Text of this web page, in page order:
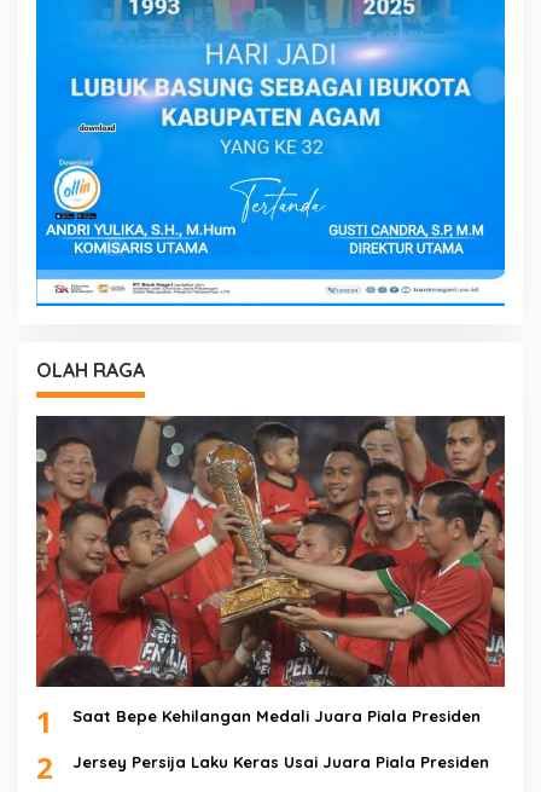
OLAH RAGA
1 Saat Bepe Kehilangan Medali Juara Piala Presiden
2 Jersey Persija Laku Keras Usai Juara Piala Presiden